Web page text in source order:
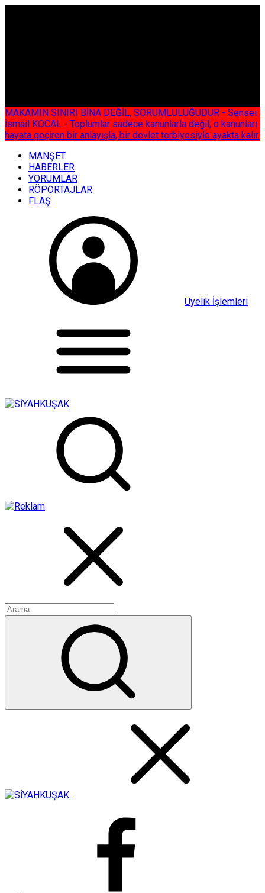
MAKAMIN SINIRI BİNA DEĞİL, SORUMLULUĞUDUR - Sensei
İsmail KOCAL - Toplumlar sadece kanunlarla değil, o kanunları
hayata geçiren bir anlayışla, bir devlet terbiyesiyle ayakta kalır.
MANŞET
HABERLER
YORUMLAR
RÖPORTAJLAR
FLAŞ
Üyelik İşlemleri